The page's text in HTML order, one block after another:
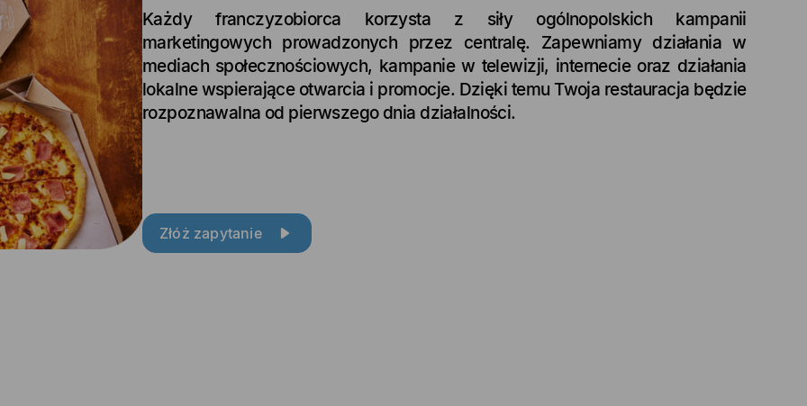
Każdy franczyzobiorca korzysta z siły ogólnopolskich kampanii
marketingowych prowadzonych przez centralę. Zapewniamy działania w
mediach społecznościowych, kampanie w telewizji, internecie oraz działania
lokalne wspierające otwarcia i promocje. Dzięki temu Twoja restauracja będzie
rozpoznawalna od pierwszego dnia działalności.
Złóż zapytanie